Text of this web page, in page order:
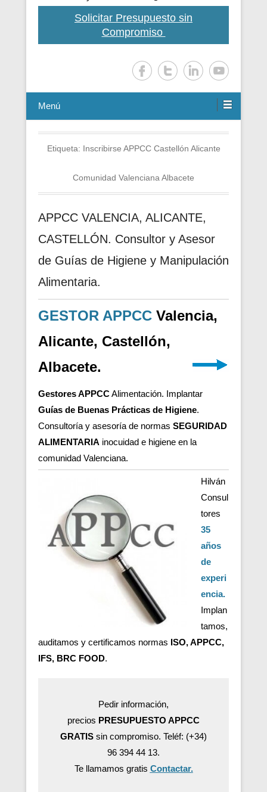
Solicitar Presupuesto sin
Compromiso
Menú
Etiqueta: Inscribirse APPCC Castellón Alicante
Comunidad Valenciana Albacete
APPCC VALENCIA, ALICANTE,
CASTELLÓN. Consultor y Asesor
de Guías de Higiene y Manipulación
Alimentaria.
GESTOR APPCC Valencia,
Alicante, Castellón,
Albacete.
Gestores APPCCAlimentación. Implantar
Guías de Buenas Prácticas de Higiene.
Consultoría y asesoría de normas SEGURIDAD
ALIMENTARIA inocuidad e higiene en la
comunidad Valenciana.
Hilván
Consul
tores
35
años
de
experi
encia.
Implan
tamos,
auditamos y certificamos normas ISO, APPCC,
IFS, BRC FOOD.
Pedir información,
precios PRESUPUESTO APPCC
GRATIS sin compromiso. Teléf: (+34)
96 394 44 13.
Te llamamos gratis Contactar.